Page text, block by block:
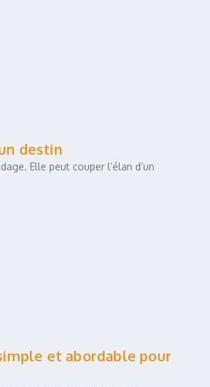
destin
Elle peut couper l’élan d’un
et abordable pour